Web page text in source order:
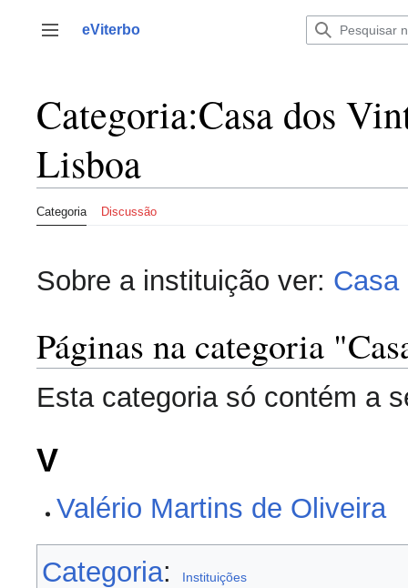
para
Alternar barra lateral
eViterbo
Categoria:Casa dos
Lisboa
Categoria Discussão
Sobre a instituição ver: Casa
Páginas na categoria
Esta categoria só contém a
V
Valério Martins de Oliveira
Categoria: Instituições